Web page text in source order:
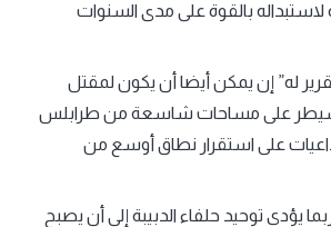
بالقوة على مدى السنوات
له” إن يمكن أيضا أن يكون لمقتل
يسيطر على مساحات شاسعة من طرابلس
على استقرار نطاق أوسع من
يؤدي توحيد حلفاء الدبيبة إلى أن يصبح